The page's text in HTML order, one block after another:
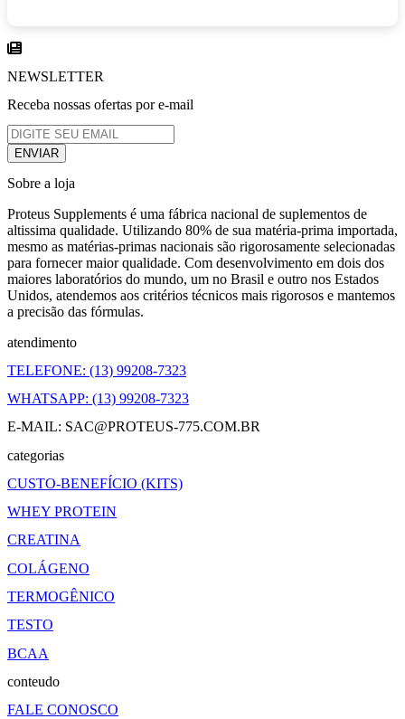
NEWSLETTER
Receba nossas ofertas por e-mail
Sobre a loja
Proteus Supplements é uma fábrica nacional de suplementos de
altissima qualidade. Utilizando 80% de sua matéria-prima importada,
mesmo as matérias-primas nacionais são rigorosamente selecionadas
para fornecer maior qualidade. Com desenvolvimento em dois dos
maiores laboratórios do mundo, um no Brasil e outro nos Estados
Unidos, atendemos aos critérios técnicos mais rigorosos e mantemos
a precisão das fórmulas.
atendimento
TELEFONE: (13) 99208-7323
WHATSAPP: (13) 99208-7323
E-MAIL: SAC@PROTEUS-775.COM.BR
categorias
CUSTO-BENEFÍCIO (KITS)
WHEY PROTEIN
CREATINA
COLÁGENO
TERMOGÊNICO
TESTO
BCAA
conteudo
FALE CONOSCO